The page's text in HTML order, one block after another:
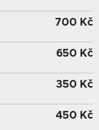
700 Kč
650 Kč
350 Kč
450 Kč